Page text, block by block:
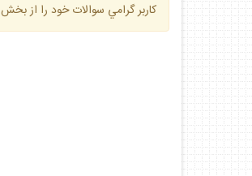
كاربر گرامي سوالات خود را از بخش